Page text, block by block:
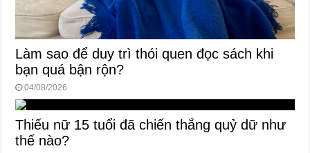
Làm sao để duy trì thói quen đọc sách khi
bạn quá bận rộn?
04/08/2026
Thiếu nữ 15 tuổi đã chiến thắng quỷ dữ như
thế nào?